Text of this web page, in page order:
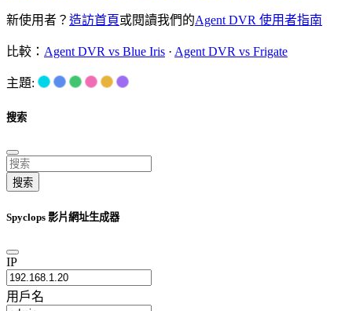
新使用者？ 造訪首頁或閱讀我們的Agent DVR 使用者指南
比較： Agent DVR vs Blue Iris · Agent DVR vs Frigate
主題:
搜索
搜索
Spyclops 影片網址生成器
IP
用戶名